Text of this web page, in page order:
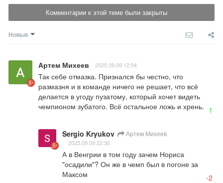
Комментарии к этой теме были закрыты
Новые
Артем Михеев 2025.09.09 12:54
Так себе отмазка. Признался бы честно, что
размазня и в команде ничего не решает, что всё
делается в угоду пузатому, который хочет видеть
чемпионом зубатого. Всё остальное ложь и хрень. 1
Sergio Kryukov Артем Михеев
2025.09.09 22:30
А в Венгрии в том году зачем Нориса
"осадили"? Он же в чемп был в погоне за
Максом
-2